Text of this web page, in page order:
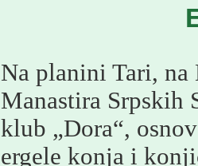
Na planini Tari, na
Manastira Srpskih
klub „Dora“,
ergele konja i